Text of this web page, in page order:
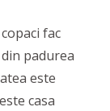
fac
padurea
este
casa